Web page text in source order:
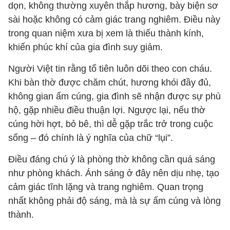
dọn, không thường xuyên thắp hương, bày biện sơ
sài hoặc không có cảm giác trang nghiêm. Điều này
trong quan niệm xưa bị xem là thiếu thành kính,
khiến phúc khí của gia đình suy giảm.
Người Việt tin rằng tổ tiên luôn dõi theo con cháu.
Khi bàn thờ được chăm chút, hương khói đầy đủ,
không gian ấm cúng, gia đình sẽ nhận được sự phù
hộ, gặp nhiều điều thuận lợi. Ngược lại, nếu thờ
cúng hời hợt, bỏ bê, thì dễ gặp trắc trở trong cuộc
sống – đó chính là ý nghĩa của chữ “lụi”.
Điều đáng chú ý là phòng thờ không cần quá sáng
như phòng khách. Ánh sáng ở đây nên dịu nhẹ, tạo
cảm giác tĩnh lặng và trang nghiêm. Quan trọng
nhất không phải độ sáng, mà là sự ấm cúng và lòng
thành.